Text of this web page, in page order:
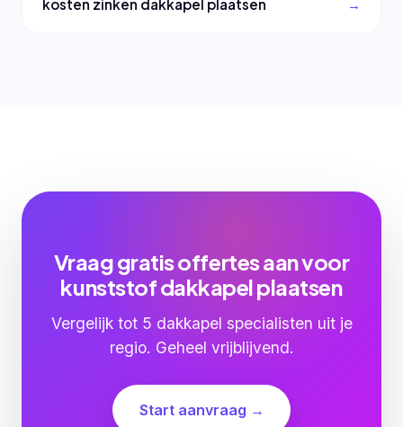
kosten zinken dakkapel plaatsen
Vraag gratis offertes aan voor
kunststof dakkapel plaatsen
Vergelijk tot 5 dakkapel specialisten uit je
regio. Geheel vrijblijvend.
Start aanvraag →